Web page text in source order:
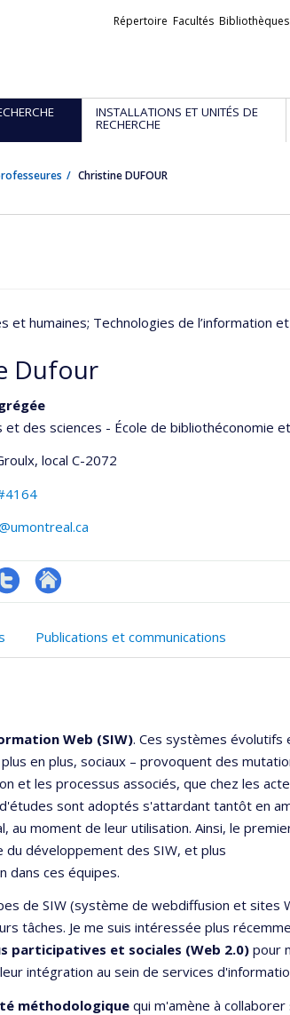
Liens
Répertoire Facultés Bibliothèques
INSTALLATIONS ET UNITÉS DE
RECHERCHE
Christine DUFOUR
et humaines; Technologies de l’information
Dufour
et des sciences - École de bibliothéconomie
, local C-2072
Autre
Publications et communications
Web (SIW). Ces systèmes évolutifs
en plus, sociaux – provoquent des
et les processus associés, que chez les
sont adoptés s'attardant tantôt en
au moment de leur utilisation. Ainsi, le
développement des SIW, et plus
dans ces équipes.
de SIW (système de webdiffusion et sites
tâches. Je me suis intéressée plus
participatives et sociales (Web 2.0) pour
intégration au sein de services
méthodologiquequi m'amène à collaborer